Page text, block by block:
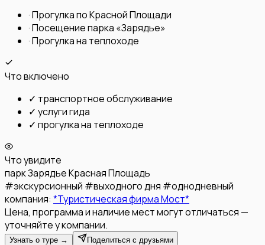
·Прогулка по Красной Площади
·Посещение парка «Зарядье»
·Прогулка на теплоходе
Что включено
✓ транспортное обслуживание
✓ услуги гида
✓ прогулка на теплоходе
Что увидите
парк ЗарядьеКрасная Площадь
#экскурсионный #выходного дня #однодневный
компания: *Туристическая фирма Мост*
Цена, программа и наличие мест могут отличаться —
уточняйте у компании.
Узнать о туре → Поделиться с друзьями